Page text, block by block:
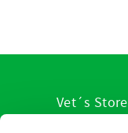
Vet´s Store